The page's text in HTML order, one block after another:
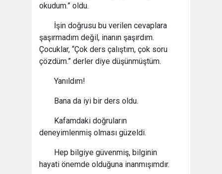
okudum.” oldu.
İşin doğrusu bu verilen cevaplara
şaşırmadım değil, inanın şaşırdım.
Çocuklar, “Çok ders çalıştım, çok soru
çözdüm.” derler diye düşünmüştüm.
Yanıldım!
Bana da iyi bir ders oldu.
Kafamdaki doğruların
deneyimlenmiş olması güzeldi.
Hep bilgiye güvenmiş, bilginin
hayati önemde olduğuna inanmışımdır.